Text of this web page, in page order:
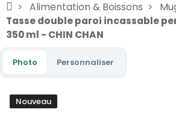
Alimentation & Boissons
Tasse double paroi incassable
350 ml - CHIN CHAN
Photo Personnaliser
Nouveau